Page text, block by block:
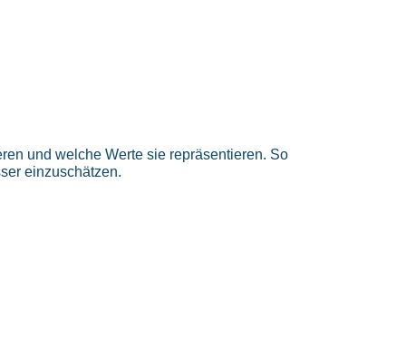
und welche Werte sie repräsentieren. So
einzuschätzen.